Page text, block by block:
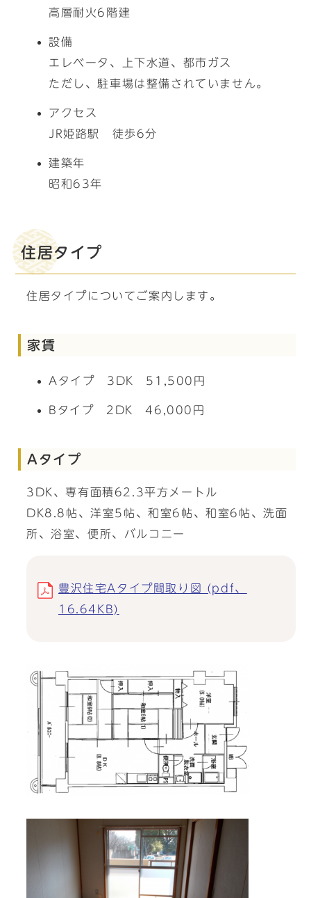
高層耐火6階建
設備
エレベータ、上下水道、都市ガス
ただし、駐車場は整備されていません。
アクセス
JR姫路駅 徒歩6分
建築年
昭和63年
住居タイプ
住居タイプについてご案内します。
家賃
Aタイプ 3DK 51,500円
Bタイプ 2DK 46,000円
Aタイプ
3DK、専有面積62.3平方メートル
DK8.8帖、洋室5帖、和室6帖、和室6帖、洗面
所、浴室、便所、バルコニー
豊沢住宅Aタイプ間取り図 (pdf、
16.64KB)